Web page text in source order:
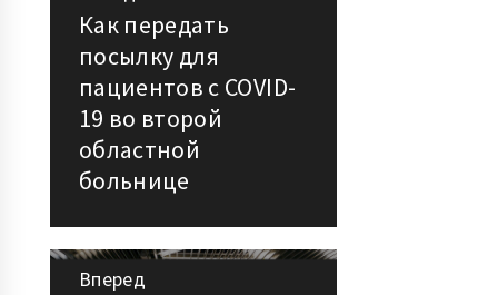
Навигация
по
записям
Предыдущая
запись:
Как передать
посылку для
пациентов с COVID-
19 во второй
областной
больнице
Вперед